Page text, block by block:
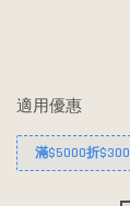
適用優惠
滿$5000折$300